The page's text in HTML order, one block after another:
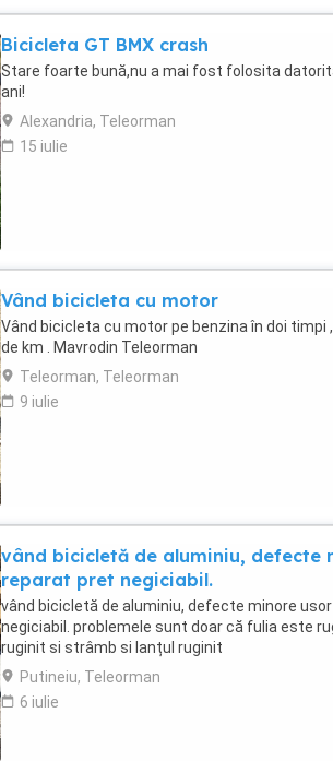
Bicicleta GT BMX crash
Stare foarte bună,nu a mai fost folosita
ani!
Alexandria, Teleorman
15 iulie
Vând bicicleta cu motor
Vând bicicleta cu motor pe benzina în doi timpi
de km . Mavrodin Teleorman
Teleorman, Teleorman
9 iulie
vând bicicletă de aluminiu, defecte
reparat pret negiciabil.
vând bicicletă de aluminiu, defecte minore
negiciabil. problemele sunt doar că fulia este
ruginit si strâmb si lanțul ruginit
Putineiu, Teleorman
6 iulie